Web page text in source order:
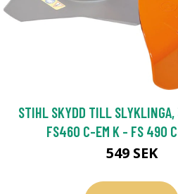
STIHL SKYDD TILL
FS460 C-EM K - FS 490
549 SEK